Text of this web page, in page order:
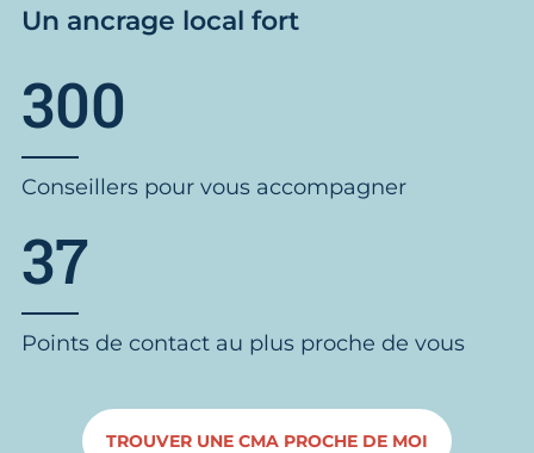
Un ancrage local fort
300
Conseillers pour vous accompagner
37
Points de contact au plus proche de vous
TROUVER UNE CMA PROCHE DE MOI